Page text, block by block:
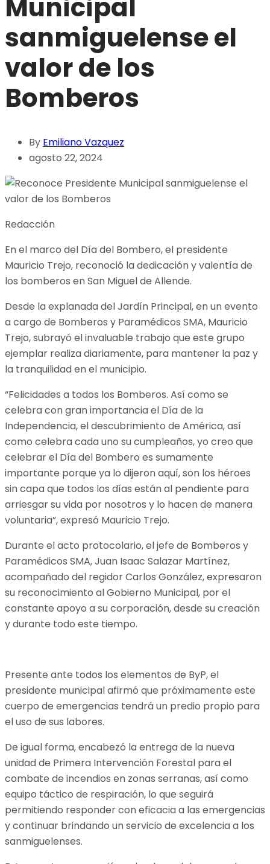
Municipal
sanmiguelense el
valor de los
Bomberos
By Emiliano Vazquez
agosto 22, 2024
Redacción
En el marco del Día del Bombero, el presidente
Mauricio Trejo, reconoció la dedicación y valentía de
los bomberos en San Miguel de Allende.
Desde la explanada del Jardín Principal, en un evento
a cargo de Bomberos y Paramédicos SMA, Mauricio
Trejo, subrayó el invaluable trabajo que este grupo
ejemplar realiza diariamente, para mantener la paz y
la tranquilidad en el municipio.
“Felicidades a todos los Bomberos. Así como se
celebra con gran importancia el Día de la
Independencia, el descubrimiento de América, así
como celebra cada uno su cumpleaños, yo creo que
celebrar el Día del Bombero es sumamente
importante porque ya lo dijeron aquí, son los héroes
sin capa que todos los días están al pendiente para
arriesgar su vida por nosotros y lo hacen de manera
voluntaria”, expresó Mauricio Trejo.
Durante el acto protocolario, el jefe de Bomberos y
Paramédicos SMA, Juan Isaac Salazar Martínez,
acompañado del regidor Carlos González, expresaron
su reconocimiento al Gobierno Municipal, por el
constante apoyo a su corporación, desde su creación
y durante todo este tiempo.
Presente ante todos los elementos de ByP, el
presidente municipal afirmó que próximamente este
cuerpo de emergencias tendrá un predio propio para
el uso de sus labores.
De igual forma, encabezó la entrega de la nueva
unidad de Primera Intervención Forestal para el
combate de incendios en zonas serranas, así como
equipo táctico de respiración, lo que seguirá
permitiendo responder con eficacia a las emergencias
y continuar brindando un servicio de excelencia a los
sanmiguelenses.